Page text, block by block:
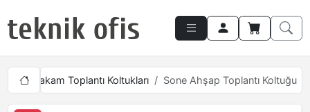
Makam Toplantı Koltukları Sone Ahşap Toplantı Koltuğu